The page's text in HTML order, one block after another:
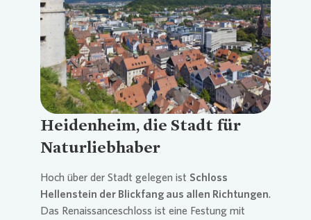
Heidenheim, die Stadt für
Naturliebhaber
Hoch über der Stadt gelegen ist Schloss
Hellenstein der Blickfang aus allen Richtungen.
Das Renaissanceschloss ist eine Festung mit